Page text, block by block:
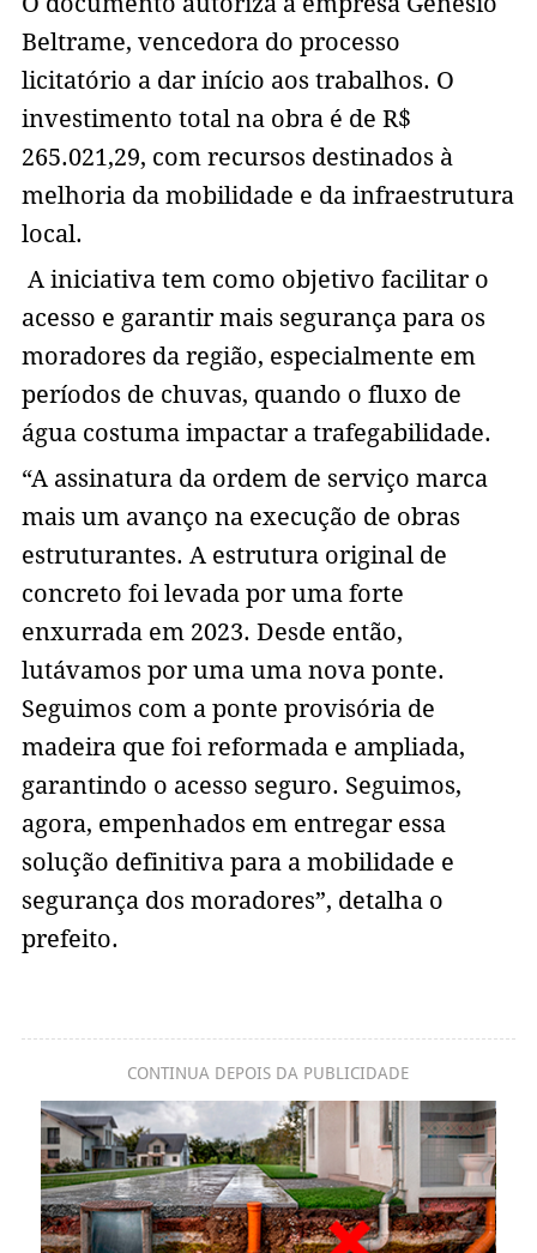
Beltrame, vencedora do processo
licitatório a dar início aos trabalhos. O
investimento total na obra é de R$
265.021,29, com recursos destinados à
melhoria da mobilidade e da infraestrutura
local.
A iniciativa tem como objetivo facilitar o
acesso e garantir mais segurança para os
moradores da região, especialmente em
períodos de chuvas, quando o fluxo de
água costuma impactar a trafegabilidade.
“A assinatura da ordem de serviço marca
mais um avanço na execução de obras
estruturantes. A estrutura original de
concreto foi levada por uma forte
enxurrada em 2023. Desde então,
lutávamos por uma uma nova ponte.
Seguimos com a ponte provisória de
madeira que foi reformada e ampliada,
garantindo o acesso seguro. Seguimos,
agora, empenhados em entregar essa
solução definitiva para a mobilidade e
segurança dos moradores”, detalha o
prefeito.
CONTINUA DEPOIS DA PUBLICIDADE